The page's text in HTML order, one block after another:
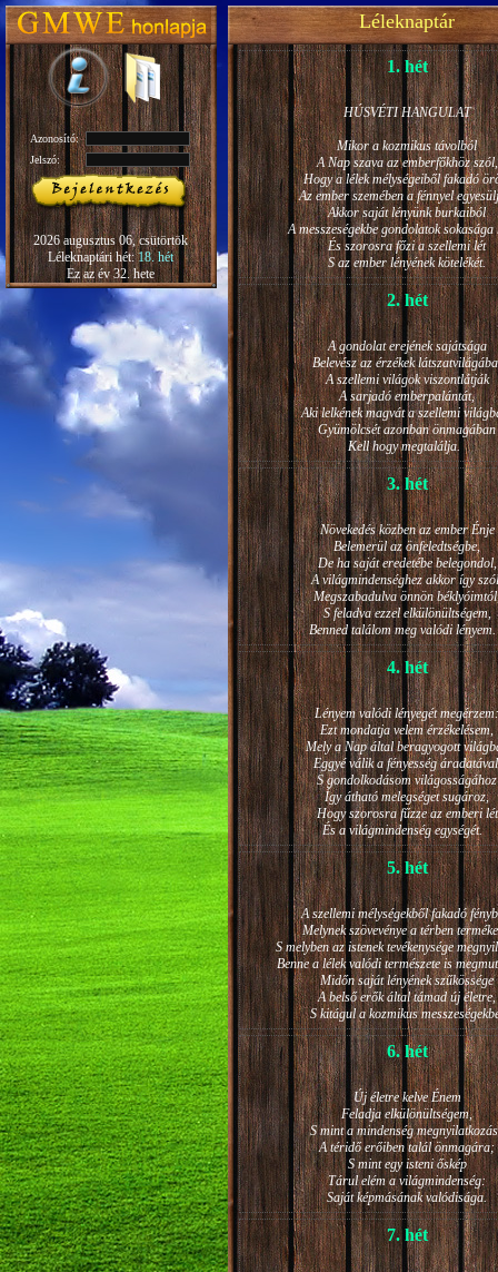
Azonosító:
Jelszó:
2026 augusztus 06, csütörtök
Léleknaptári hét:18. hét
Ez az év 32. hete
Léleknaptár
1. hét
HÚSVÉTI HANGULAT
Mikor a kozmikus távolból
A Nap szava az emberfőkhöz szól,
Hogy a lélek mélységeiből fakadó
Az ember szemében a fénnyel
Akkor saját lényünk burkaiból
A messzeségekbe gondolatok sokasága
És szorosra főzi a szellemi lét
S az ember lényének kötelékét.
2. hét
A gondolat erejének sajátsága
Belevész az érzékek
A szellemi világok viszontlátják
A sarjadó emberpalántát,
Aki lelkének magvát a szellemi
Gyümölcsét azonban önmagában
Kell hogy megtalálja.
3. hét
Növekedés közben az ember Énje
Belemerül az önfeledtségbe,
De ha saját eredetébe belegondol,
A világmindenséghez akkor így
Megszabadulva önnön
S feladva ezzel elkülönültségem,
Benned találom meg valódi
4. hét
Lényem valódi lényegét megérzem:
Ezt mondatja velem érzékelésem,
Mely a Nap által beragyogott
Eggyé válik a fényesség
S gondolkodásom világosságához
Így átható melegséget sugároz,
Hogy szorosra fűzze az emberi lét
És a világmindenség egységét.
5. hét
A szellemi mélységekből fakadó
Melynek szövevénye a térben
S melyben az istenek tevékenysége
Benne a lélek valódi természete is
Midőn saját lényének szűkössége
A belső erők által támad új életre,
S kitágul a kozmikus
6. hét
Új életre kelve Énem
Feladja elkülönültségem,
S mint a mindenség
A téridő erőiben talál önmagára;
S mint egy isteni őskép
Tárul elém a világmindenség:
Saját képmásának valódisága.
7. hét